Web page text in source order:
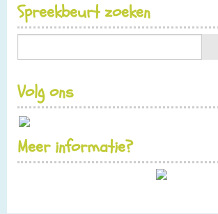
Spreekbeurt zoeken
Volg ons
Meer informatie?